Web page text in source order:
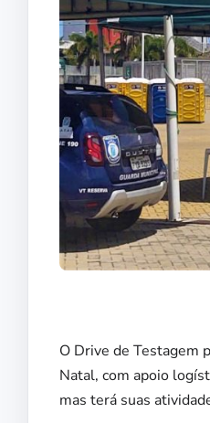
O Drive de Testagem
Natal, com apoio
mas terá suas